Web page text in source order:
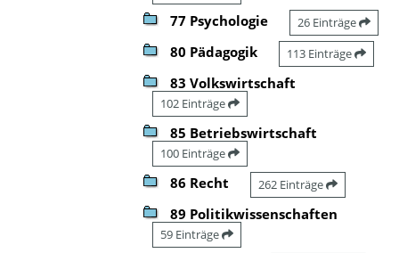
77 Psychologie 26 Einträge
80 Pädagogik 113 Einträge
83 Volkswirtschaft
102 Einträge
85 Betriebswirtschaft
100 Einträge
86 Recht 262 Einträge
89 Politikwissenschaften
59 Einträge